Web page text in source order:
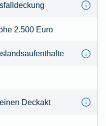
2.500 Euro
Deckakt